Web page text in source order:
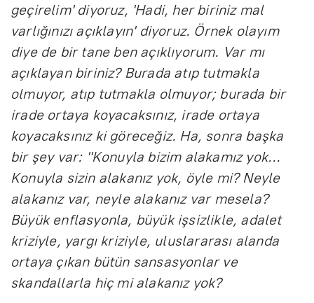
geçirelim' diyoruz, 'Hadi, her biriniz mal
varlığınızı açıklayın' diyoruz. Örnek olayım
diye de bir tane ben açıklıyorum. Var mı
açıklayan biriniz? Burada atıp tutmakla
olmuyor, atıp tutmakla olmuyor; burada bir
irade ortaya koyacaksınız, irade ortaya
koyacaksınız ki göreceğiz. Ha, sonra başka
bir şey var: "Konuyla bizim alakamız yok...
Konuyla sizin alakanız yok, öyle mi? Neyle
alakanız var, neyle alakanız var mesela?
Büyük enflasyonla, büyük işsizlikle, adalet
kriziyle, yargı kriziyle, uluslararası alanda
ortaya çıkan bütün sansasyonlar ve
skandallarla hiç mi alakanız yok?